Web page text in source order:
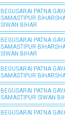
BEGUSARAI PATNA
SAMASTIPUR
SIWAN BIHAR
BEGUSARAI PATNA
SAMASTIPUR
SIWAN BIHAR
BEGUSARAI PATNA
SAMASTIPUR
BEGUSARAI PATNA
SAMASTIPUR SIWAN
BEGUSARAI PATNA